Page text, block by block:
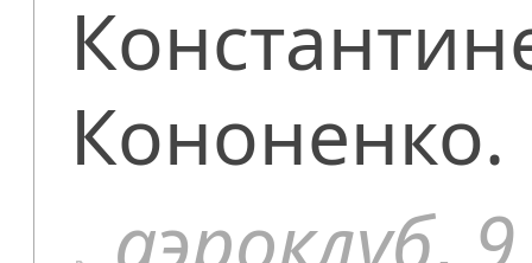
Кононенко.
аэроклуб,